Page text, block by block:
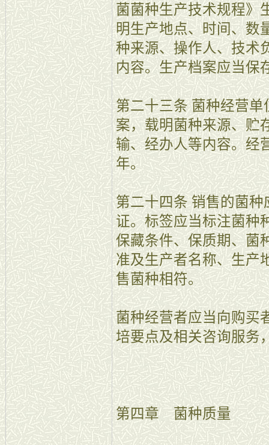
菌菌种生产技术规程》
明生产地点、时间、数
种来源、操作人、技术
内容。生产档案应当保
第二十三条 菌种经营
案，载明菌种来源、贮
输、经办人等内容。经
年。
第二十四条 销售的菌
证。标签应当标注菌种
保藏条件、保质期、菌
准及生产者名称、生产
售菌种相符。
菌种经营者应当向购买
培要点及相关咨询服务
第四章 菌种质量